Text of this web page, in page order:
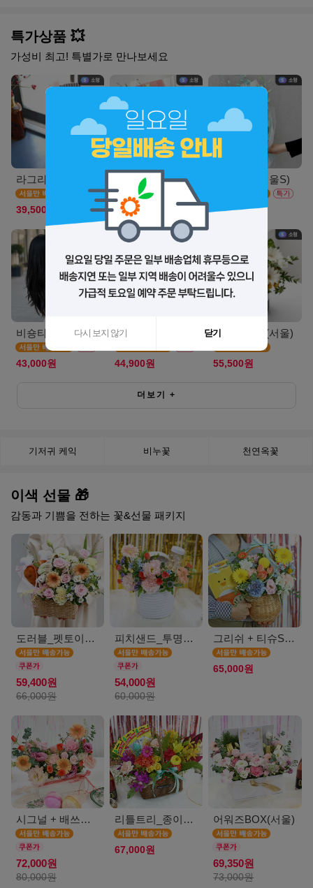
특가상품 💥
가성비 최고! 특별가로 만나보세요
39,500원
스마일리(서울S)
39,900원
루나민트(서울S)
36,900원
비숑타임(서울S)
43,000원
캣블라썸(서울)
44,900원
에그타르트(서울)
55,500원
더보기 +
기저귀 케익 비누꽃 천연옥꽃
이색 선물 🎁
감동과 기쁨을 전하는 꽃&선물 패키지
도러블_펫토이인형(서울)
59,400원
66,000원
피치샌드_투명보틀(서울)
54,000원
60,000원
그리쉬 + 티슈SET(서울)
65,000원
시그널 + 배쓰밤SET(서울)
72,000원
80,000원
리틀트리_종이방향제(서울)
67,000원
어워즈BOX(서울)
69,350원
73,000원
다시 보지 않기 닫기